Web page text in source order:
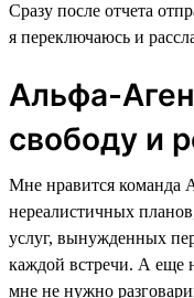
Сразу после отчета
я переключаюсь и
Альфа-
свободу и
Мне нравится команда
нереалистичных
услуг, вынужденных
каждой встречи. А еще
мне не нужно